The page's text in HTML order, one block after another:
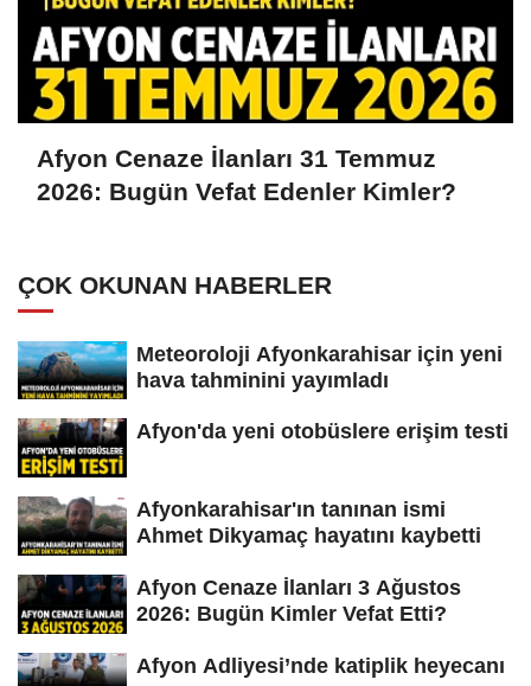
Afyon Cenaze İlanları 31 Temmuz
2026: Bugün Vefat Edenler Kimler?
ÇOK OKUNAN HABERLER
Meteoroloji Afyonkarahisar için yeni
hava tahminini yayımladı
Afyon'da yeni otobüslere erişim testi
Afyonkarahisar'ın tanınan ismi
Ahmet Dikyamaç hayatını kaybetti
Afyon Cenaze İlanları 3 Ağustos
2026: Bugün Kimler Vefat Etti?
Afyon Adliyesi’nde katiplik heyecanı